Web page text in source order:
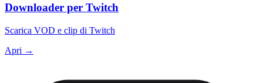
Downloader per Twitch
Scarica VOD e clip di Twitch
Apri →